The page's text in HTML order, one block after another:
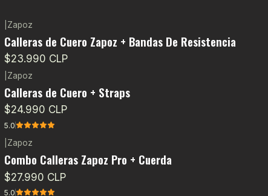
Zapoz
Calleras de Cuero Zapoz + Bandas De Resistencia
$23.990 CLP
Zapoz
Calleras de Cuero + Straps
$24.990 CLP
5.0
Agotado
Zapoz
Combo Calleras Zapoz Pro + Cuerda
$27.990 CLP
5.0